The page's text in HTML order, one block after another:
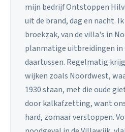
mijn bedrijf Ontstoppen
uit de brand, dag en nacht.
broekzak, van de villa's in
planmatige uitbreidingen in
daartussen. Regelmatig
wijken zoals Noordwest,
1930 staan, met die oude
door kalkafzetting, want
hard, zomaar verstoppen.